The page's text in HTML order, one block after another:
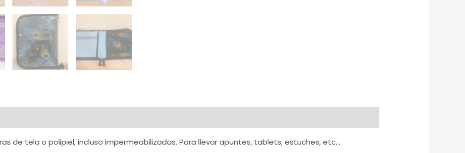
de tela o polipiel, incluso impermeabilizadas. Para llevar apuntes, tablets, estuches, etc…